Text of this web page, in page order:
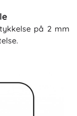
på 2 mm